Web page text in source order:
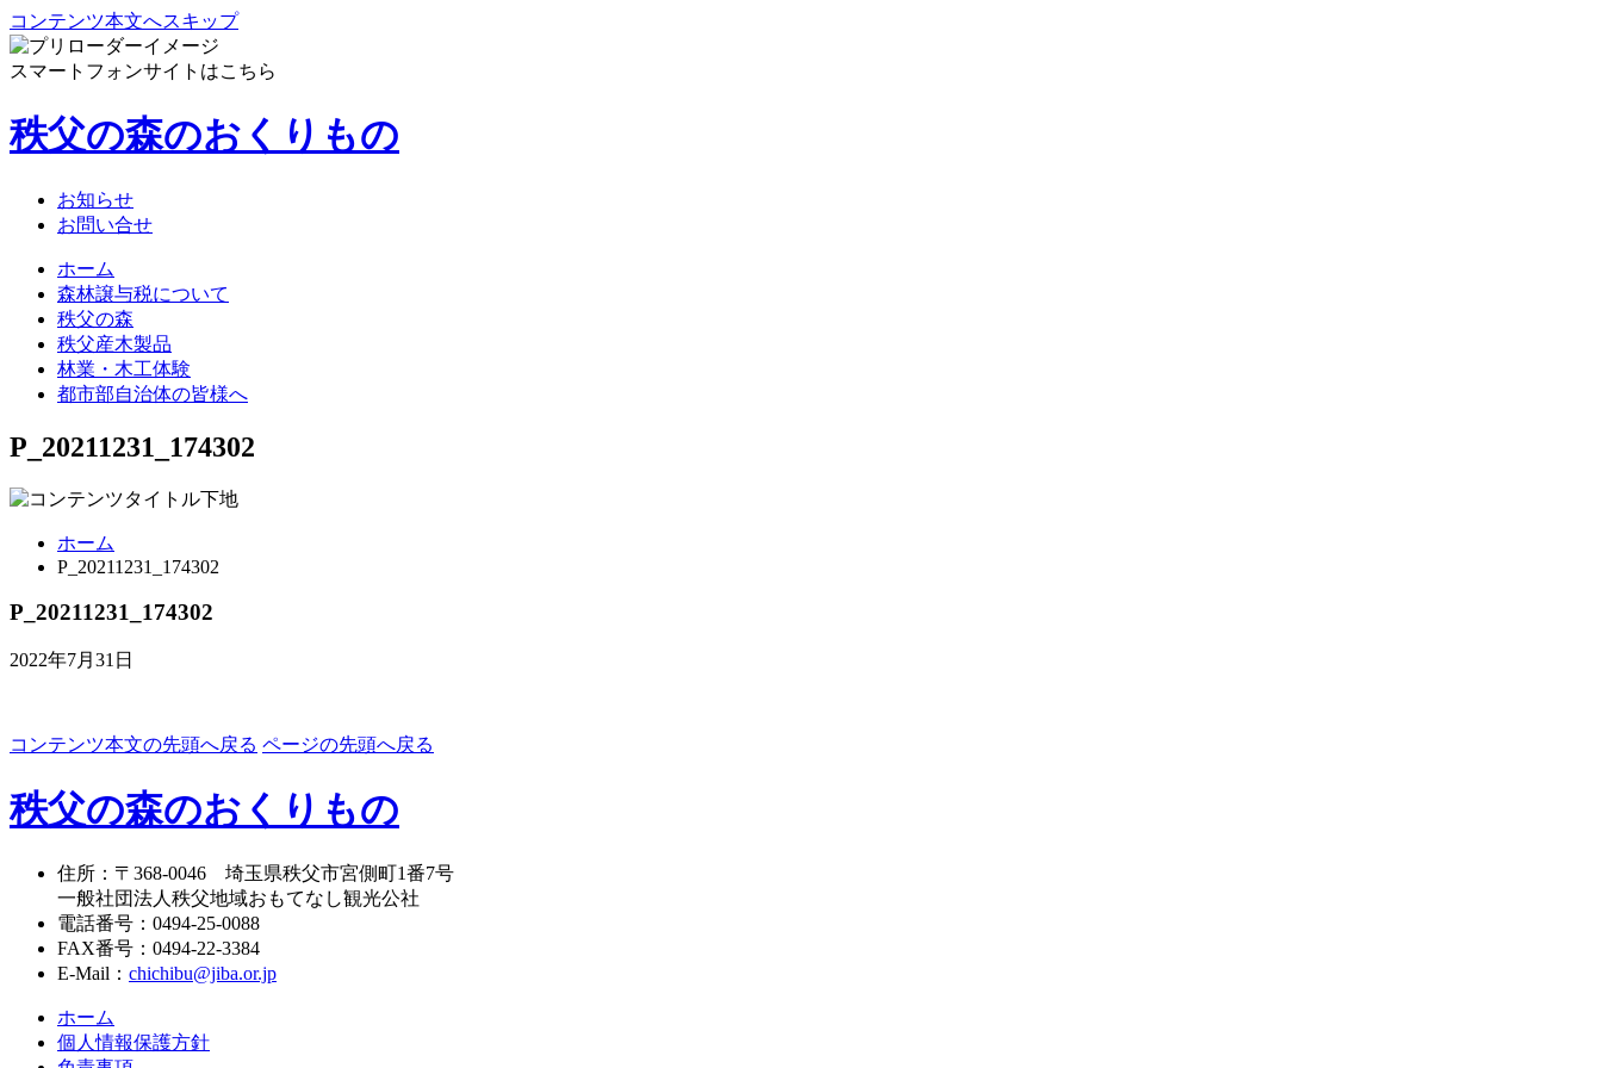
コンテンツ本文へスキップ
スマートフォンサイトはこちら
秩父の森のおくりもの
お知らせ
お問い合せ
ホーム
森林譲与税について
秩父の森
秩父産木製品
林業・木工体験
都市部自治体の皆様へ
P_20211231_174302
ホーム
P_20211231_174302
P_20211231_174302
2022年7月31日
コンテンツ本文の先頭へ戻る ページの先頭へ戻る
秩父の森のおくりもの
住所 ： 〒368-0046 埼玉県秩父市宮側町1番7号
一般社団法人秩父地域おもてなし観光公社
電話番号 ： 0494-25-0088
FAX番号 ： 0494-22-3384
E-Mail ： chichibu@jiba.or.jp
ホーム
個人情報保護方針